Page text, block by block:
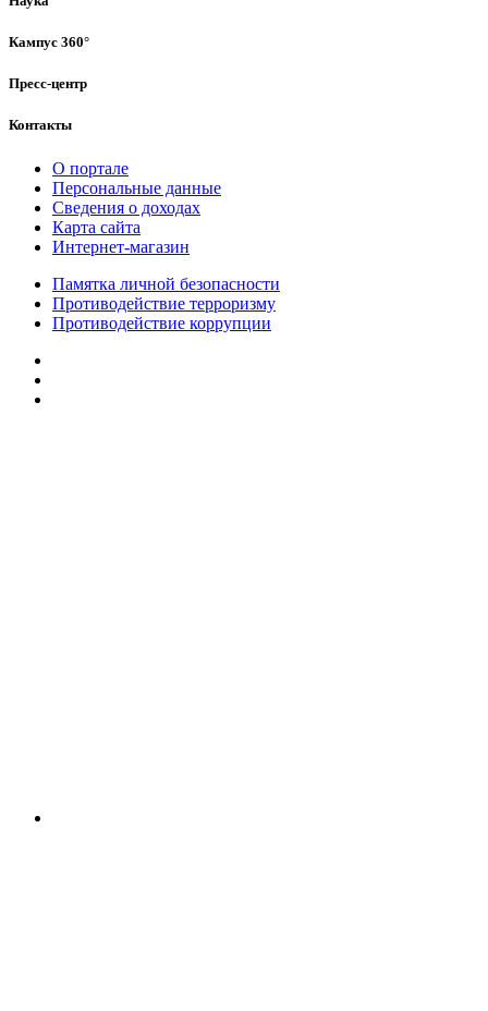
Кампус 360°
Пресс-центр
Контакты
О портале
Персональные данные
Сведения о доходах
Карта сайта
Интернет-магазин
Памятка личной безопасности
Противодействие терроризму
Противодействие коррупции